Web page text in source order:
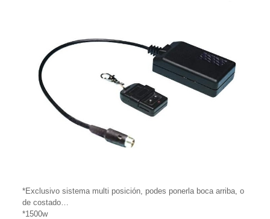
*Exclusivo sistema multi posición, podes ponerla boca arriba, o
de costado…
*1500w